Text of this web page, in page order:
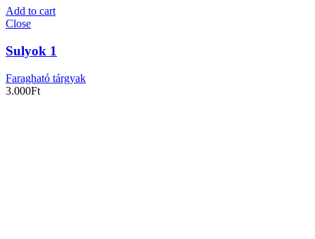
Add to cart
Close
Sulyok 1
Faragható tárgyak
3.000Ft